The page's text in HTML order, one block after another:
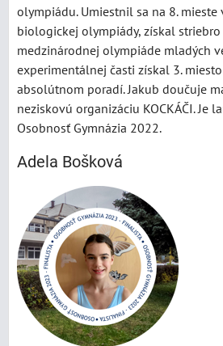
olympiádu. Umiestnil sa na 8.
biologickej olympiády, získal striebro
medzinárodnej olympiáde mladých
experimentálnej časti získal 3.
absolútnom poradí. Jakub doučuje
neziskovú organizáciu KOCKÁČI. Je
Osobnosť Gymnázia 2022.
Adela Bošková